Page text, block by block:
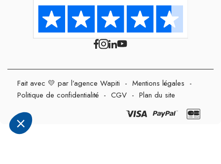
Fait avec 💛 par l’agence Wapiti - Mentions légales -
Politique de confidentialité - CGV - Plan du site